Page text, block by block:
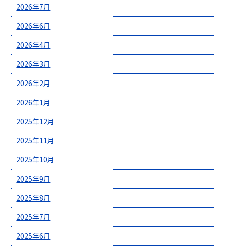
2026年7月
2026年6月
2026年4月
2026年3月
2026年2月
2026年1月
2025年12月
2025年11月
2025年10月
2025年9月
2025年8月
2025年7月
2025年6月